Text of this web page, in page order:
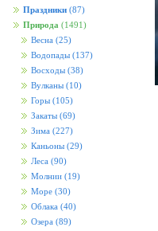
Праздники (87)
Природа (1491)
Весна (25)
Водопады (137)
Восходы (38)
Вулканы (10)
Горы (105)
Закаты (69)
Зима (227)
Каньоны (29)
Леса (90)
Молнии (19)
Море (30)
Облака (40)
Озера (89)